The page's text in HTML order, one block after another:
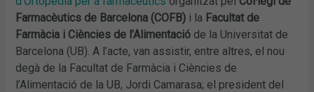
Farmacèutics de Barcelona (COFB) i la Facultat de
Farmàcia i Ciències de l’Alimentació de la Universitat de
Barcelona (UB). A l’acte, van assistir, entre altres, el nou
degà de la Facultat de Farmàcia i Ciències de
l’Alimentació de la UB, Jordi Camarasa; el president del